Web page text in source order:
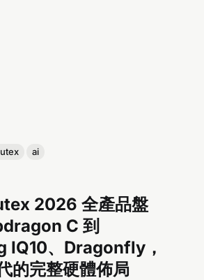
ai
2026 全產品盤
C 到
IQ10、Dragonfly，
的完整硬體佈局